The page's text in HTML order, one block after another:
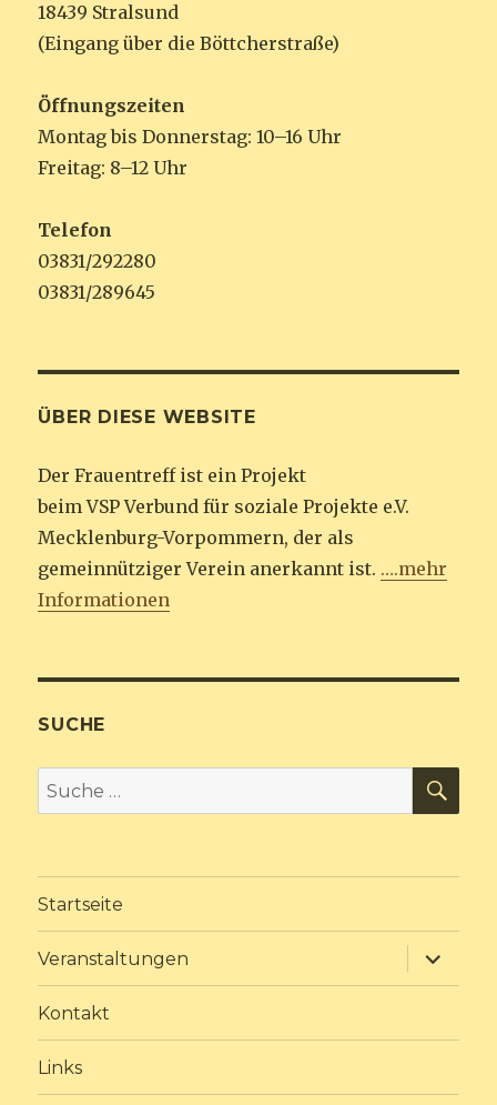
18439 Stralsund
(Eingang über die Böttcherstraße)
Öffnungszeiten
Montag bis Donnerstag: 10–16 Uhr
Freitag: 8–12 Uhr
Telefon
03831/292280
03831/289645
ÜBER DIESE WEBSITE
Der Frauentreff ist ein Projekt
beim VSP Verbund für soziale Projekte e.V.
Mecklenburg-Vorpommern, der als
gemeinnütziger Verein anerkannt ist. ….mehr
Informationen
SUCHE
Suche
nach:
Startseite
Veranstaltungen
Kontakt
Links